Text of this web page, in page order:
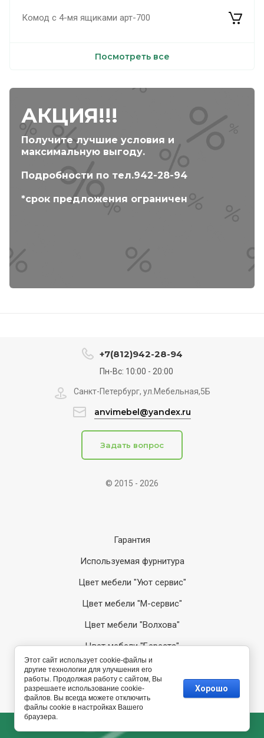
Комод с 4-мя ящиками арт-700
Посмотреть все
АКЦИЯ!!!
Получите лучшие условия и
максимальную выгоду.
Подробности по тел.942-28-94
*срок предложения ограничен
© 2015 - 2026
+7(812)942-28-94
Пн-Вс: 10:00 - 20:00
Санкт-Петербург, ул.Мебельная,5Б
anvimebel@yandex.ru
Задать вопрос
Гарантия
Используемая фурнитура
Цвет мебели "Уют сервис"
Цвет мебели "М-сервис"
Цвет мебели "Волхова"
Цвет мебели "Береста"
Цвет мебели "София"
Megagroup.ru
Этот сайт использует cookie-файлы и
другие технологии для улучшения его
работы. Продолжая работу с сайтом, Вы
разрешаете использование cookie-
файлов. Вы всегда можете отключить
файлы cookie в настройках Вашего
браузера.
Хорошо